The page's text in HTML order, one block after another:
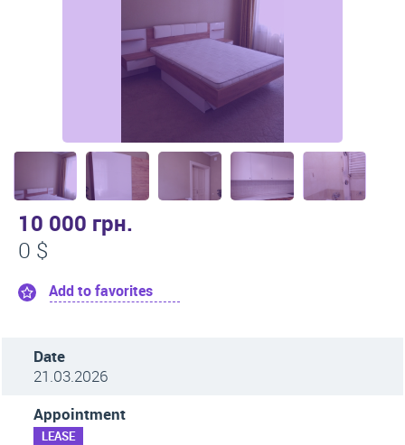
10 000 грн.
0 $
Add to favorites
Date
21.03.2026
Appointment
LEASE